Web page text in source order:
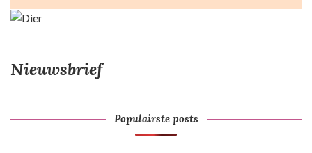
Nieuwsbrief
Populairste posts